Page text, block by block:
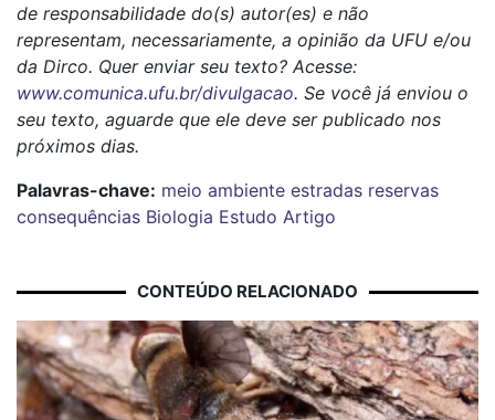
de responsabilidade do(s) autor(es) e não
representam, necessariamente, a opinião da UFU e/ou
da Dirco. Quer enviar seu texto? Acesse:
www.comunica.ufu.br/divulgacao. Se você já enviou o
seu texto, aguarde que ele deve ser publicado nos
próximos dias.
Palavras-chave: meio ambiente estradas reservas
consequências Biologia Estudo Artigo
CONTEÚDO RELACIONADO